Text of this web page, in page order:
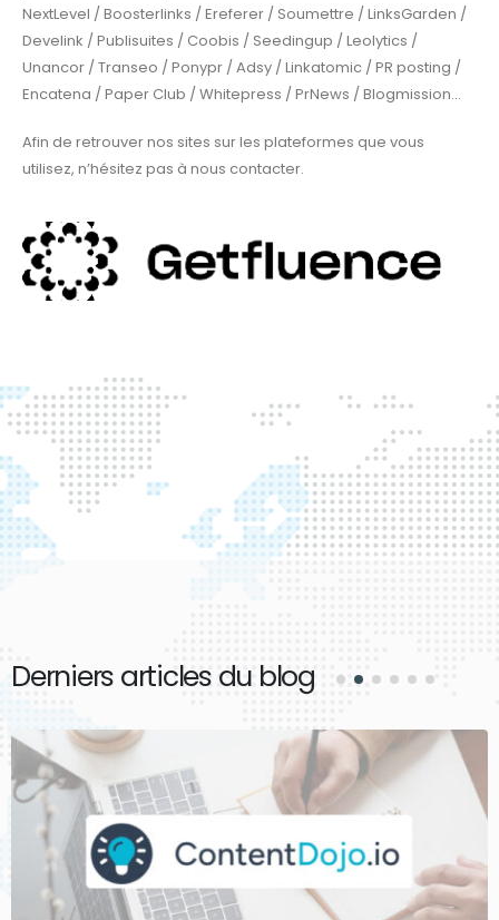
NextLevel / Boosterlinks / Ereferer / Soumettre / LinksGarden /
Develink / Publisuites / Coobis / Seedingup / Leolytics /
Unancor / Transeo / Ponypr / Adsy / Linkatomic / PR posting /
Encatena / Paper Club / Whitepress / PrNews / Blogmission…
Afin de retrouver nos sites sur les plateformes que vous
utilisez, n’hésitez pas à nous contacter.
Derniers articles du blog